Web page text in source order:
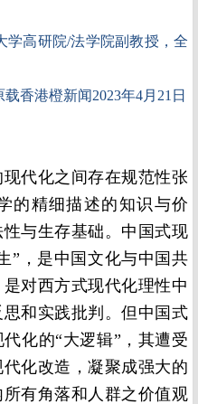
学高研院/法学院副教授，全
香港橙新闻2023年4月 21 日
代化之间存在规范性张
的精细描述的知识与价
与生存基础。中国式现
”，是中国文化与中国共
对西方式现代化理性中
和实践批判。但中国式
化的“大逻辑”，其遭受
化改造，凝聚成强大的
有角落和人群之价值观